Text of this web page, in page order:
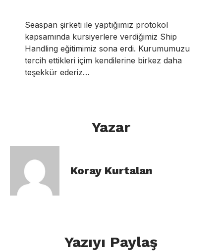
Seaspan şirketi ile yaptığımız protokol
kapsamında kursiyerlere verdiğimiz Ship
Handling eğitimimiz sona erdi. Kurumumuzu
tercih ettikleri içim kendilerine birkez daha
teşekkür ederiz…
Yazar
Koray Kurtalan
Yazıyı Paylaş